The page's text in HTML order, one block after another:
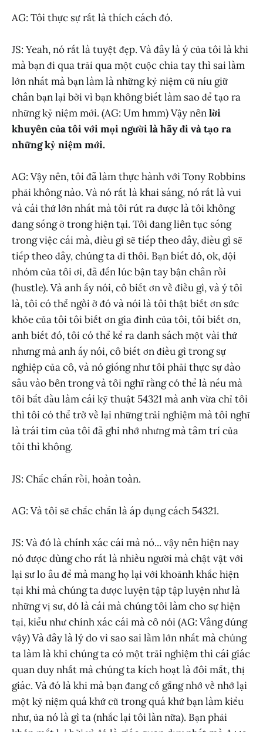
AG: Tôi thực sự rất là thích cách đó.
JS: Yeah, nó rất là tuyệt đẹp. Và đây là ý của tôi là khi
mà bạn đi qua trải qua một cuộc chia tay thì sai lầm
lớn nhất mà bạn làm là những kỷ niệm cũ níu giữ
chân bạn lại bởi vì bạn không biết làm sao để tạo ra
những kỷ niệm mới. (AG: Um hmm) Vậy nênlời
khuyên của tôi với mọi người là hãy đi và tạo ra
những kỷ niệm mới.
AG: Vậy nên, tôi đã làm thực hành với Tony Robbins
phải không nào. Và nó rất là khai sáng, nó rất là vui
và cái thứ lớn nhất mà tôi rút ra được là tôi không
đang sống ở trong hiện tại. Tôi đang liên tục sống
trong việc cái mà, điều gì sẽ tiếp theo đây, điều gì sẽ
tiếp theo đây, chúng ta đi thôi. Bạn biết đó, ok, đội
nhóm của tôi ơi, đã đến lúc bận tay bận chân rồi
(hustle). Và anh ấy nói, cô biết ơn về điều gì, và ý tôi
là, tôi có thể ngồi ở đó và nói là tôi thật biết ơn sức
khỏe của tôi tôi biết ơn gia đình của tôi, tôi biết ơn,
anh biết đó, tôi có thể kể ra danh sách một vài thứ
nhưng mà anh ấy nói, cô biết ơn điều gì trong sự
nghiệp của cô, và nó giống như tôi phải thực sự đào
sâu vào bên trong và tôi nghĩ rằng có thể là nếu mà
tôi bắt đầu làm cái kỹ thuật 54321 mà anh vừa chỉ tôi
thì tôi có thể trở về lại những trải nghiệm mà tôi nghĩ
là trái tim của tôi đã ghi nhớ nhưng mà tâm trí của
tôi thì không.
JS: Chắc chắn rồi, hoàn toàn.
AG: Và tôi sẽ chắc chắn là áp dụng cách 54321.
JS: Và đó là chính xác cái mà nó... vậy nên hiện nay
nó được dùng cho rất là nhiều người mà chật vật với
lại sư lo âu để mà mang họ lại với khoảnh khắc hiện
tại khi mà chúng ta được luyện tập tập luyện như là
những vị sư, đó là cái mà chúng tôi làm cho sự hiện
tại, kiểu như chính xác cái mà cô nói (AG: Vâng đúng
vậy) Và đây là lý do vì sao sai lầm lớn nhất mà chúng
ta làm là khi chúng ta có một trải nghiệm thì cái giác
quan duy nhất mà chúng ta kích hoạt là đôi mắt, thị
giác. Và đó là khi mà bạn đang cố gắng nhớ về nhớ lại
một kỷ niệm quá khứ cũ trong quá khứ bạn làm kiểu
như, ủa nó là gì ta (nhắc lại tôi lần nữa). Bạn phải